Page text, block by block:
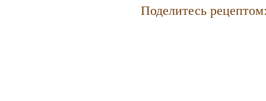
Поделитесь